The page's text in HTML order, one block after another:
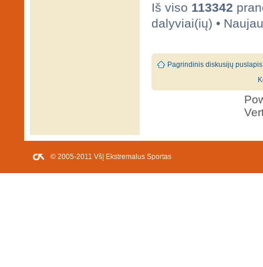
Iš viso 113342
dalyviai(ių) •
Pagrindinis diskusijų puslapis
© 2005-2011 VšĮ Ekstremalus Sportas